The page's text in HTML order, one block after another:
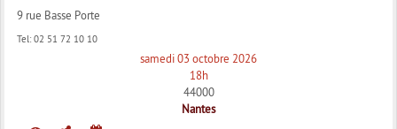
9 rue Basse Porte
Tel: 02 51 72 10 10
samedi 03 octobre 2026
18h
44000
Nantes